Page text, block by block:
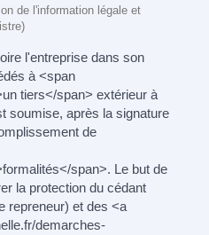
de l'information légale et
l'entreprise dans son
à <span
tiers</span> extérieur à
soumise, après la signature
de
span>. Le but de
la protection du cédant
repreneur) et des <a
demarches-